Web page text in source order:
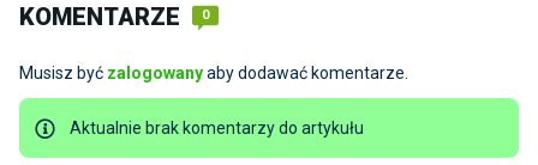
KOMENTARZE 0
Musisz być zalogowanyaby dodawać komentarze.
Aktualnie brak komentarzy do artykułu